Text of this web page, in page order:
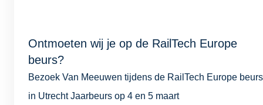
Ontmoeten wij je op de RailTech Europe
beurs?
Bezoek Van Meeuwen tijdens de RailTech Europe beurs
in Utrecht Jaarbeurs op 4 en 5 maart